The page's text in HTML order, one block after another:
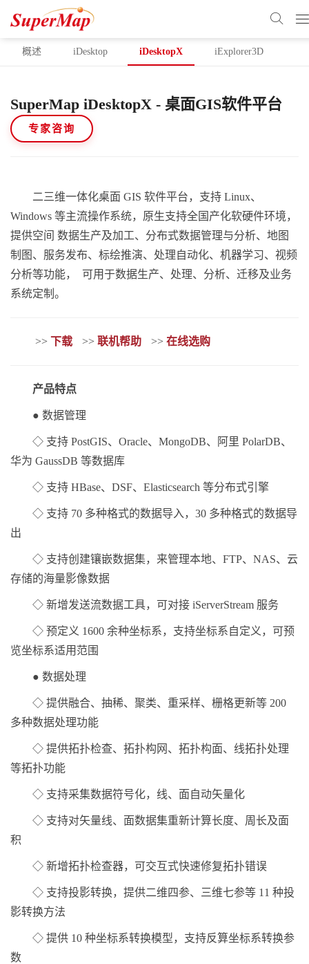
概述 iDesktop iDesktopX iExplorer3D
SuperMap iDesktopX - 桌面GIS软件平台
专家咨询
二三维一体化桌面 GIS 软件平台，支持 Linux、
Windows 等主流操作系统，原生支持全国产化软硬件环境，
提供空间 数据生产及加工、分布式数据管理与分析、地图
制图、服务发布、标绘推演、处理自动化、机器学习、视频
分析等功能， 可用于数据生产、处理、分析、迁移及业务
系统定制。
>> 下载 >> 联机帮助 >> 在线选购
产品特点
● 数据管理
◇ 支持 PostGIS、Oracle、MongoDB、阿里 PolarDB、
华为 GaussDB 等数据库
◇ 支持 HBase、DSF、Elasticsearch 等分布式引擎
◇ 支持 70 多种格式的数据导入，30 多种格式的数据导
出
◇ 支持创建镶嵌数据集，来管理本地、FTP、NAS、云
存储的海量影像数据
◇ 新增发送流数据工具，可对接 iServerStream 服务
◇ 预定义 1600 余种坐标系，支持坐标系自定义，可预
览坐标系适用范围
● 数据处理
◇ 提供融合、抽稀、聚类、重采样、栅格更新等 200
多种数据处理功能
◇ 提供拓扑检查、拓扑构网、拓扑构面、线拓扑处理
等拓扑功能
◇ 支持采集数据符号化，线、面自动矢量化
◇ 支持对矢量线、面数据集重新计算长度、周长及面
积
◇ 新增拓扑检查器，可交互式快速修复拓扑错误
◇ 支持投影转换，提供二维四参、三维七参等 11 种投
影转换方法
◇ 提供 10 种坐标系转换模型，支持反算坐标系转换参
数